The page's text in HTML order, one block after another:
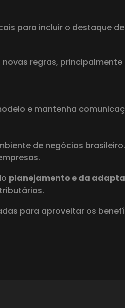
para incluir o destaque de
regras,
e mantenha
de negócios
planejamento e da
para aproveitar os